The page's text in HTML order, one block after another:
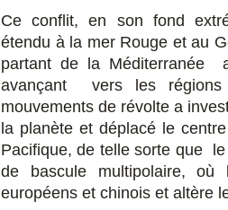
Ce conflit, en son fond
étendu à la mer Rouge et au
partant de la Méditerranée
avançant vers les régions
mouvements de révolte a
la planète et déplacé le
Pacifique, de telle sorte que
de bascule multipolaire,
européens et chinois et altère